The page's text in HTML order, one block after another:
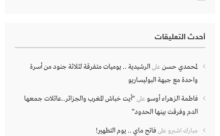
أحدث التعليقات
لمحمدي حسن علىالرشيدية .. يوميات متفرقة لثلاثة جنود من أسرة
واحدة مع جبهة البوليساريو
فاطمة الزهراء أوسو على“أيت خباش المغرب والجزائر..عائلات جمعها
الدم وفرقت بينها الحدود”
مبارك اشبرو علىفاتح ماي .. يوم التطهير!